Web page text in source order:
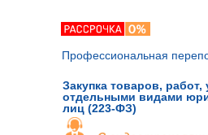
Закупка товаров, работ,
отдельными видами
лиц (223-ФЗ)
Профессиональная